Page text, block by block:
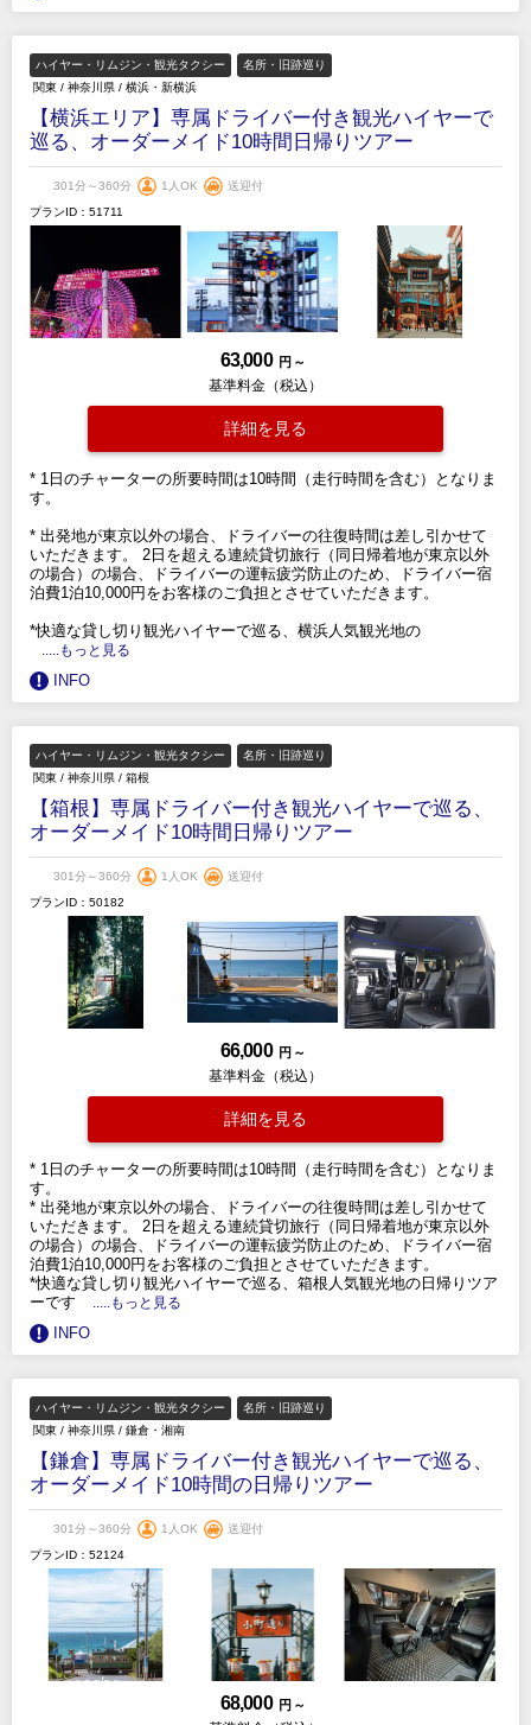
ハイヤー・リムジン・観光タクシー
名所・旧跡巡り
関東 / 神奈川県 / 横浜・新横浜
【横浜エリア】専属ドライバー付き観光ハイヤーで
巡る、オーダーメイド10時間日帰りツアー
301分～360分 1人OK
送迎付
プランID：51711
63,000 円 ～
基準料金（税込）
詳細を見る
* 1日のチャーターの所要時間は10時間（走行時間を含む）となりま
す。
* 出発地が東京以外の場合、ドライバーの往復時間は差し引かせて
いただきます。 2日を超える連続貸切旅行（同日帰着地が東京以外
の場合）の場合、ドライバーの運転疲労防止のため、ドライバー宿
泊費1泊10,000円をお客様のご負担とさせていただきます。
*快適な貸し切り観光ハイヤーで巡る、横浜人気観光地の
.....もっと見る
INFO
ハイヤー・リムジン・観光タクシー
名所・旧跡巡り
関東 / 神奈川県 / 箱根
【箱根】専属ドライバー付き観光ハイヤーで巡る、
オーダーメイド10時間日帰りツアー
301分～360分 1人OK
送迎付
プランID：50182
66,000 円 ～
基準料金（税込）
詳細を見る
* 1日のチャーターの所要時間は10時間（走行時間を含む）となりま
す。
* 出発地が東京以外の場合、ドライバーの往復時間は差し引かせて
いただきます。 2日を超える連続貸切旅行（同日帰着地が東京以外
の場合）の場合、ドライバーの運転疲労防止のため、ドライバー宿
泊費1泊10,000円をお客様のご負担とさせていただきます。
*快適な貸し切り観光ハイヤーで巡る、箱根人気観光地の日帰りツア
ーです
.....もっと見る
INFO
ハイヤー・リムジン・観光タクシー
名所・旧跡巡り
関東 / 神奈川県 / 鎌倉・湘南
【鎌倉】専属ドライバー付き観光ハイヤーで巡る、
オーダーメイド10時間の日帰りツアー
301分～360分 1人OK
送迎付
プランID：52124
68,000 円 ～